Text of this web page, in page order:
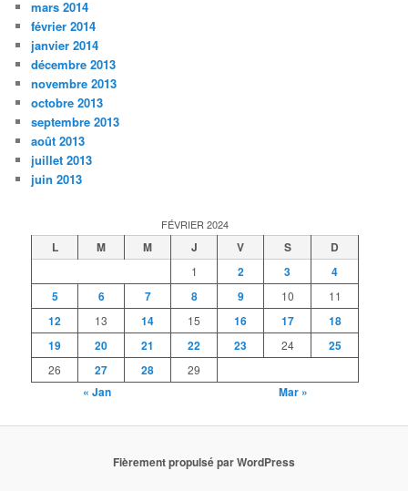
mars 2014
février 2014
janvier 2014
décembre 2013
novembre 2013
octobre 2013
septembre 2013
août 2013
juillet 2013
juin 2013
FÉVRIER 2024
L M M J V S D
1 2 3
4
5
6 7 8 9 10 11
12 13 14 15 16 17
18
19
20 21 22 23 24 25
26 27 28 29
« Jan Mar »
Fièrement propulsé par WordPress